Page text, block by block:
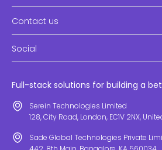
Contact us
Social
Full-stack solutions for building a
Serein Technologies Limited
128, City Road, London, EC1V 2NX,
Sade Global Technologies Private